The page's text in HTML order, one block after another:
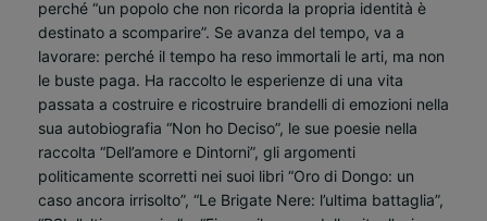
perché “un popolo che non ricorda la propria identità è
destinato a scomparire”. Se avanza del tempo, va a
lavorare: perché il tempo ha reso immortali le arti, ma non
le buste paga. Ha raccolto le esperienze di una vita
passata a costruire e ricostruire brandelli di emozioni nella
sua autobiografia “Non ho Deciso”, le sue poesie nella
raccolta “Dell’amore e Dintorni”, gli argomenti
politicamente scorretti nei suoi libri “Oro di Dongo: un
caso ancora irrisolto”, “Le Brigate Nere: l’ultima battaglia”,